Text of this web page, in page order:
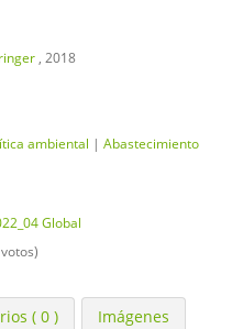
, 2018
ambiental | Abastecimiento
Global
( 0 ) Imágenes